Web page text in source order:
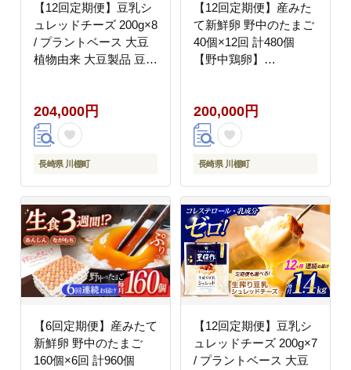
【12回定期便】豆乳シ
ュレッドチーズ 200g×8
/ プラントベース 大豆
植物由来 大豆製品 豆乳
ギー対応 ヘルシー コレ
ステロールゼロ ソイミ
ルク 健康 乳製品不使用
低カロリー パック【大
204,000円
長崎県 川棚町
【12回定期便】産みた
て新鮮卵 野中のたまご
40個×12回 計480個
【野中鶏卵】
たまご 濃厚たまご タマ
ゴ
200,000円
長崎県 川棚町
【6回定期便】産みたて
新鮮卵 野中のたまご
160個×6回 計960個
【12回定期便】豆乳シ
ュレッドチーズ 200g×7
/ プラントベース 大豆